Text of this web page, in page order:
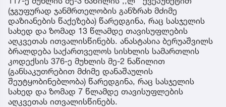
(ჯგუფურად ჯანმრთელობის განზრახ მძიმე
დაზიანების წაქეზება) წარედგინა, რაც სასჯელის
სახედ და ზომად 13 წლამდე თავისუფლების
აღკვეთას ითვალისწინებს. ანასტასია ბერუაშვილს
ბრალდება საქართველოს სისხლის სამართლის
კოდექსის 376-ე მუხლის მე-2 ნაწილით
(განსაკუთრებით მძიმე დანაშაულის
შეუტყობინებლობა) წარედგინა, რაც სასჯელის
სახედ და ზომად 7 წლამდე თავისუფლების
აღკვეთას ითვალისწინებს.